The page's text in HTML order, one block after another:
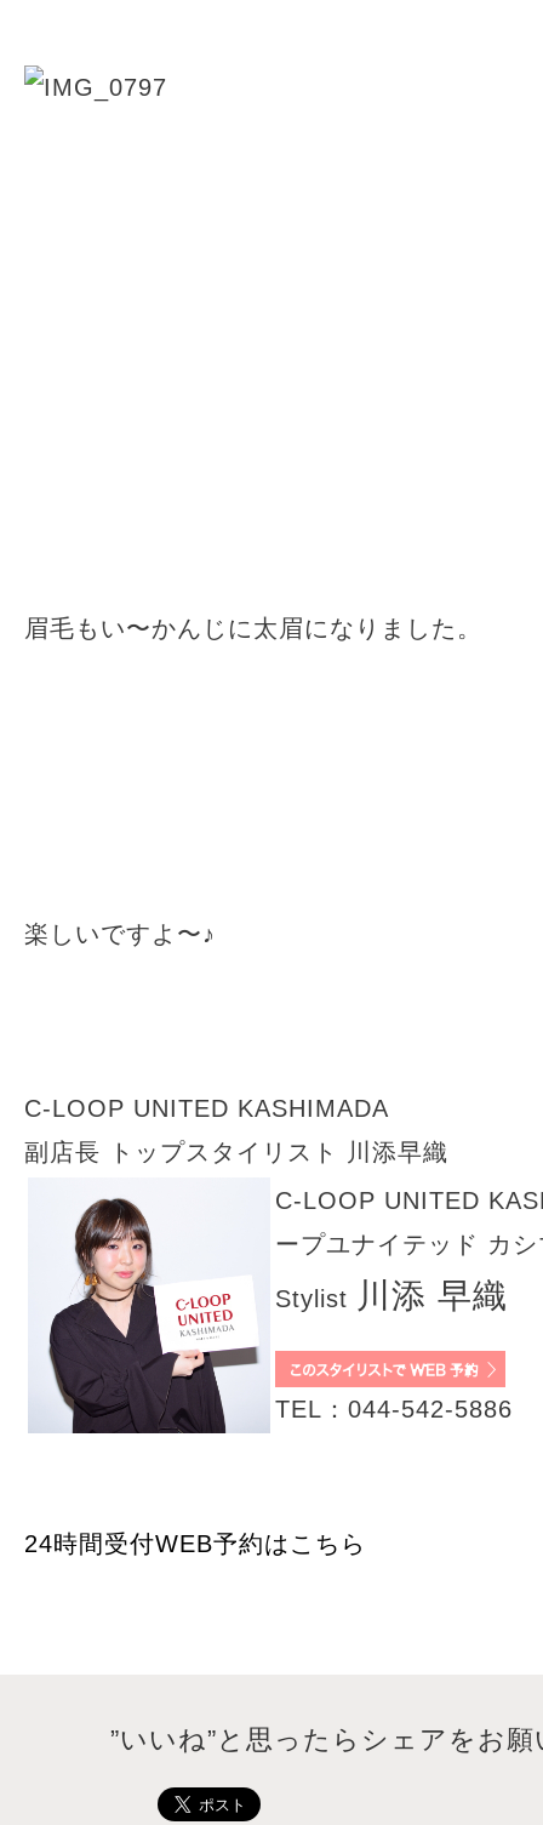
眉毛もい〜かんじに太眉になりました。
楽しいですよ〜♪
C-LOOP UNITED KASHIMADA
副店長 トップスタイリスト 川添早織
C-LOOP UNITED
ープユナイテッド カ
Stylist 川添 早織
TEL：044-542-5886
24時間受付WEB予約はこちら
”いいね”と思ったらシェアをお